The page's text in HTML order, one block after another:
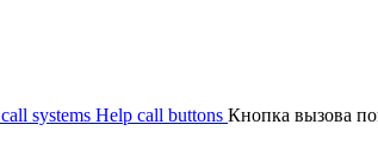
systems Help call buttons Кнопка вызова